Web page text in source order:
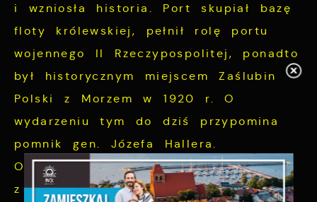
i wzniosła historia. Port skupiał bazę
floty królewskiej, pełnił rolę portu
wojennego II Rzeczypospolitej, ponadto
był historycznym miejscem Zaślubin
Polski z Morzem w 1920 r. O
wydarzeniu tym do dziś przypomina
pomnik gen. Józefa Hallera.
Obecnie to spokojna i cicha przystań
z barwnymi i leciwymi łódeczkami,